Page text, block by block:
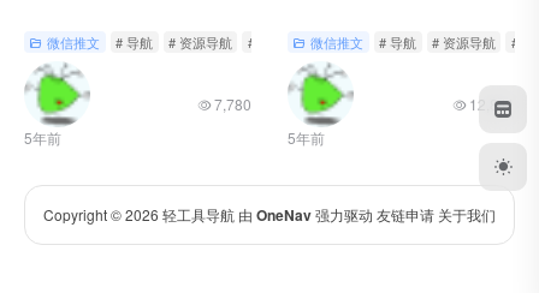
微信推文 # 导航 # 资源导航 # 轻工具
5年前
7,780
微信推文 # 导航 # 资源导航 # 轻
5年前
12,841
Copyright © 2026 轻工具导航 由 OneNav强力驱动 友链申请 关于我们